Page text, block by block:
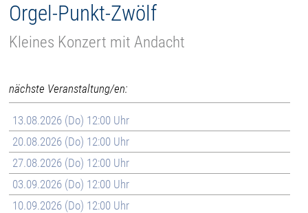
Orgel-Punkt-Zwölf
Kleines Konzert mit Andacht
nächste Veranstaltung/en:
13.08.2026 (Do) 12:00 Uhr
20.08.2026 (Do) 12:00 Uhr
27.08.2026 (Do) 12:00 Uhr
03.09.2026 (Do) 12:00 Uhr
10.09.2026 (Do) 12:00 Uhr